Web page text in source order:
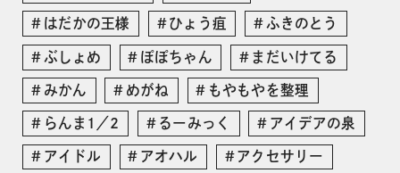
はだかの王様 ひょう疽 ふきのとう
ぶしょめ ぽぽちゃん まだいけてる
みかん めがね もやもやを整理
らんま1／2 るーみっく アイデアの泉
アイドル アオハル アクセサリー